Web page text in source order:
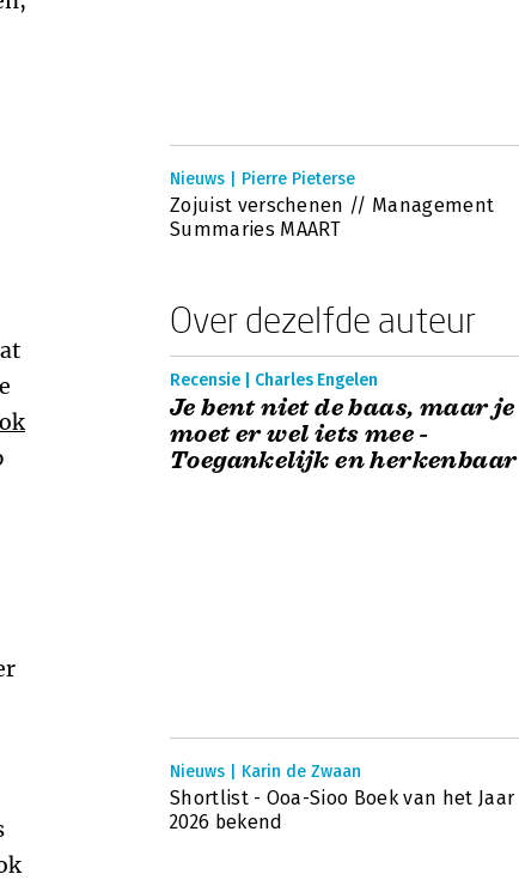
Nieuws | Pierre Pieterse
Zojuist verschenen // Management
Summaries MAART
Over dezelfde auteur
Recensie | Charles Engelen
Je bent niet de baas, maar je
moet er wel iets mee -
Toegankelijk en herkenbaar
Nieuws | Karin de Zwaan
Shortlist - Ooa-Sioo Boek van het Jaar
2026 bekend